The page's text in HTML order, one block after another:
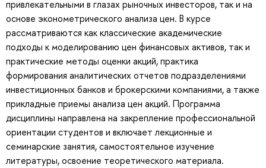
привлекательными в глазах рыночных инвесторов, так и на
основе эконометрического анализа цен. В курсе
рассматриваются как классические академические
подходы к моделированию цен финансовых активов, так и
практические методы оценки акций, практика
формирования аналитических отчетов подразделениями
инвестиционных банков и брокерскими компаниями, а также
прикладные приемы анализа цен акций. Программа
дисциплины направлена на закрепление профессиональной
ориентации студентов и включает лекционные и
семинарские занятия, самостоятельное изучение
литературы, освоение теоретического материала.